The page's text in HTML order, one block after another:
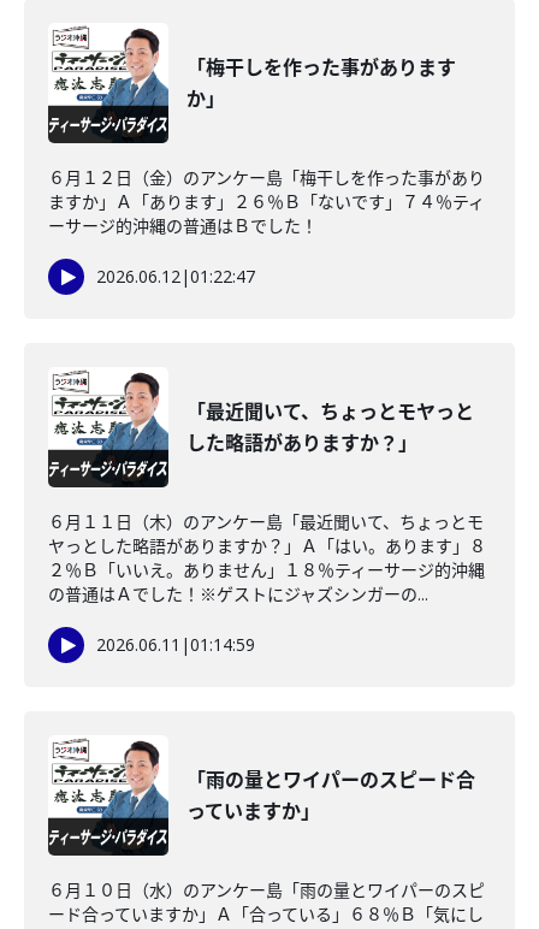
「梅干しを作った事があります
か」
６月１２日（金）のアンケー島「梅干しを作った事があり
ますか」Ａ「あります」２６％Ｂ「ないです」７４％ティ
ーサージ的沖縄の普通はＢでした！
2026.06.12|01:22:47
「最近聞いて、ちょっとモヤっと
した略語がありますか？」
６月１１日（木）のアンケー島「最近聞いて、ちょっとモ
ヤっとした略語がありますか？」Ａ「はい。あります」８
２％Ｂ「いいえ。ありません」１８％ティーサージ的沖縄
の普通はＡでした！※ゲストにジャズシンガーの...
2026.06.11 |01:14:59
「雨の量とワイパーのスピード合
っていますか」
６月１０日（水）のアンケー島「雨の量とワイパーのスピ
ード合っていますか」Ａ「合っている」６８％Ｂ「気にし